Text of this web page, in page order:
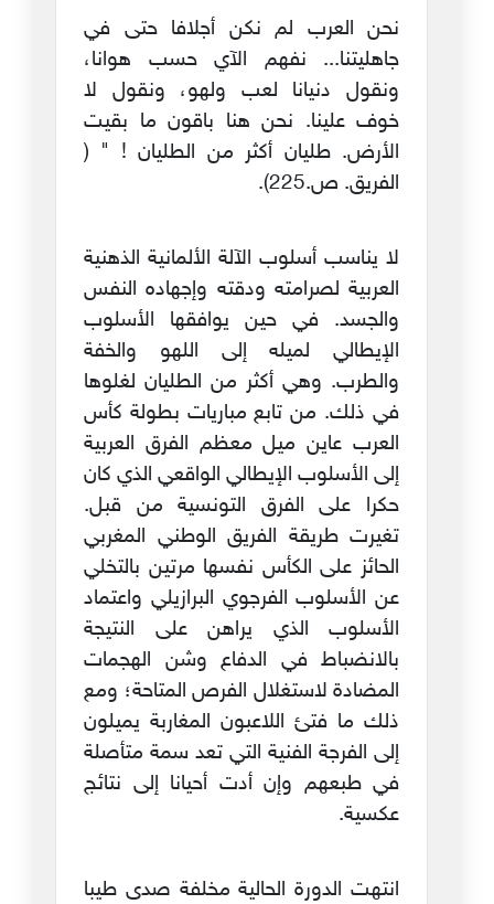
نحن العرب لم نكن أجلافا حتى في
جاهليتنا... نفهم الآي حسب هوانا،
ونقول دنيانا لعب ولهو، ونقول لا
خوف علينا. نحن هنا باقون ما بقيت
الأرض. طليان أكثر من الطليان ! " (
الفريق. ص.225).
لا يناسب أسلوب الآلة الألمانية الذهنية
العربية لصرامته ودقته وإجهاده النفس
والجسد. في حين يوافقها الأسلوب
الإيطالي لميله إلى اللهو والخفة
والطرب. وهي أكثر من الطليان لغلوها
في ذلك. من تابع مباريات بطولة كأس
العرب عاين ميل معظم الفرق العربية
إلى الأسلوب الإيطالي الواقعي الذي كان
حكرا على الفرق التونسية من قبل.
تغيرت طريقة الفريق الوطني المغربي
الحائز على الكأس نفسها مرتين بالتخلي
عن الأسلوب الفرجوي البرازيلي واعتماد
الأسلوب الذي يراهن على النتيجة
بالانضباط في الدفاع وشن الهجمات
المضادة لاستغلال الفرص المتاحة؛ ومع
ذلك ما فتئ اللاعبون المغاربة يميلون
إلى الفرجة الفنية التي تعد سمة متأصلة
في طبعهم وإن أدت أحيانا إلى نتائج
عكسية.
انتهت الدورة الحالية مخلفة صدى طيبا